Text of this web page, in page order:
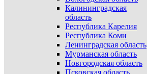
Калининградская
область
Республика Карелия
Республика Коми
Ленинградская область
Мурманская область
Новгородская область
Псковская область